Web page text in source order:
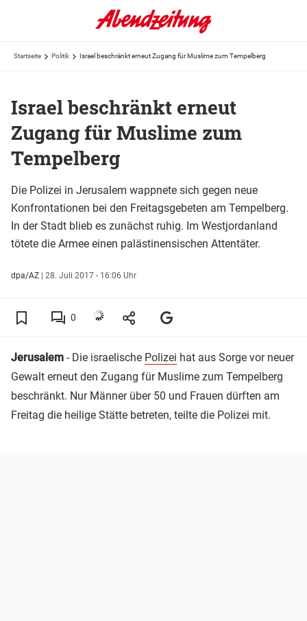
Startseite Politik Israel beschränkt erneut Zugang für Muslime zum Tempelberg
Israel beschränkt erneut
Zugang für Muslime zum
Tempelberg
Die Polizei in Jerusalem wappnete sich gegen neue
Konfrontationen bei den Freitagsgebeten am Tempelberg.
In der Stadt blieb es zunächst ruhig. Im Westjordanland
tötete die Armee einen palästinensischen Attentäter.
dpa/AZ | 28. Juli 2017 - 16:06 Uhr
0
Jerusalem - Die israelische Polizei hat aus Sorge vor neuer
Gewalt erneut den Zugang für Muslime zum Tempelberg
beschränkt. Nur Männer über 50 und Frauen dürften am
Freitag die heilige Stätte betreten, teilte die Polizei mit.